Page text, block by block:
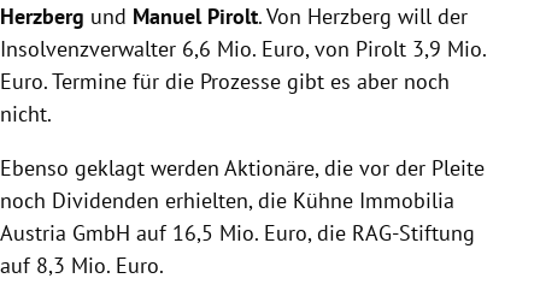
Herzberg und Manuel Pirolt. Von Herzberg will der
Insolvenzverwalter 6,6 Mio. Euro, von Pirolt 3,9 Mio.
Euro. Termine für die Prozesse gibt es aber noch
nicht.
Ebenso geklagt werden Aktionäre, die vor der Pleite
noch Dividenden erhielten, die Kühne Immobilia
Austria GmbH auf 16,5 Mio. Euro, die RAG-Stiftung
auf 8,3 Mio. Euro.